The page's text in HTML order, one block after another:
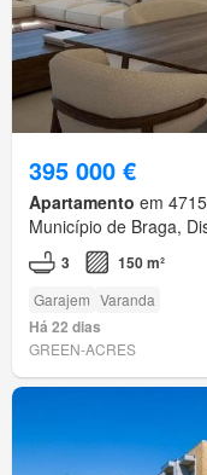
395 000 €
Apartamento em
Município de Braga,
3 150 m²
Garajem Varanda
Há 22 dias
GREEN-ACRES